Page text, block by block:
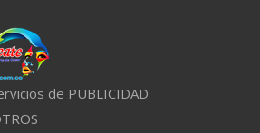
de PUBLICIDAD